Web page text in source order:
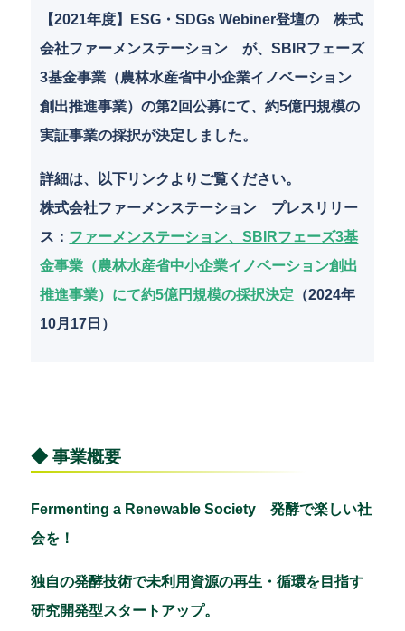
c
e
b
o
o
k
e
k
e
dI
n
ai
l
【2021年度】ESG・SDGs Webiner登壇の 株式
会社ファーメンステーション が、SBIRフェーズ
3基金事業（農林水産省中小企業イノベーション
創出推進事業）の第2回公募にて、約5億円規模の
実証事業の採択が決定しました。
詳細は、以下リンクよりご覧ください。
株式会社ファーメンステーション プレスリリー
ス ： ファーメンステーション、SBIRフェーズ3基
金事業（農林水産省中小企業イノベーション創出
推進事業）にて約5億円規模の採択決定 （2024年
10月17日）
◆ 事業概要
Fermenting a Renewable Society 発酵で楽しい社
会を！
独自の発酵技術で未利用資源の再生・循環を目指す
研究開発型スタートアップ。